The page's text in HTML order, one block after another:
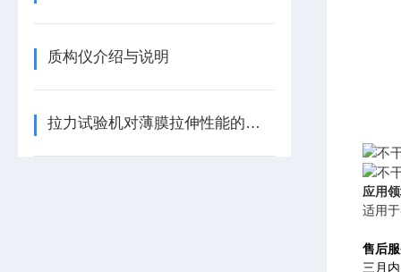
质构仪介绍与说明
拉力试验机对薄膜拉伸性能的检测
应用
适用
售后
三月